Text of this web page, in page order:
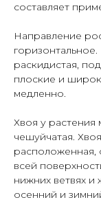
составляет
Направление
раскидистая,
плоские и
медленно.
Хвоя у растения
чешуйчатая.
расположенная,
всей
нижних ветвях и
осенний и